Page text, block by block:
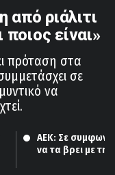
από ριάλιτι
ποιος είναι»
πρόταση στα
σε
να
ΑΕΚ: Σε
να τα βρει με